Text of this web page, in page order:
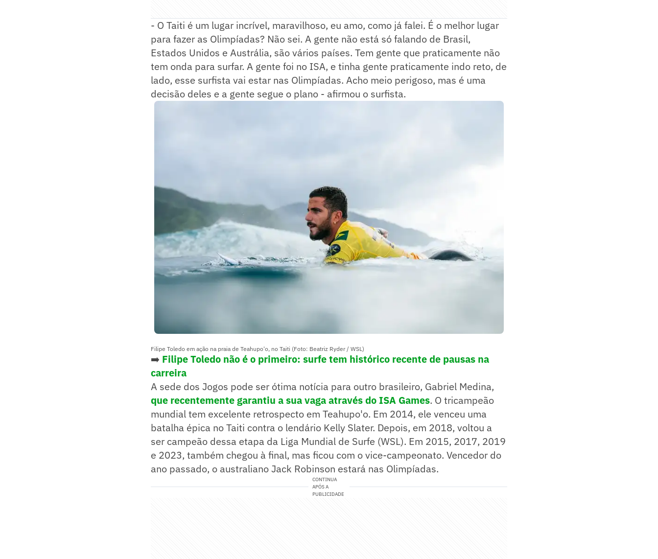
- O Taiti é um lugar incrível, maravilhoso, eu amo, como já falei. É o melhor lugar
para fazer as Olimpíadas? Não sei. A gente não está só falando de Brasil,
Estados Unidos e Austrália, são vários países. Tem gente que praticamente não
tem onda para surfar. A gente foi no ISA, e tinha gente praticamente indo reto, de
lado, esse surfista vai estar nas Olimpíadas. Acho meio perigoso, mas é uma
decisão deles e a gente segue o plano - afirmou o surfista.
Filipe Toledo em ação na praia de Teahupo'o, no Taiti (Foto: Beatriz Ryder / WSL)
➡️ Filipe Toledo não é o primeiro: surfe tem histórico recente de pausas na
carreira
A sede dos Jogos pode ser ótima notícia para outro brasileiro, Gabriel Medina,
que recentemente garantiu a sua vaga através do ISA Games. O tricampeão
mundial tem excelente retrospecto em Teahupo'o. Em 2014, ele venceu uma
batalha épica no Taiti contra o lendário Kelly Slater. Depois, em 2018, voltou a
ser campeão dessa etapa da Liga Mundial de Surfe (WSL). Em 2015, 2017, 2019
e 2023, também chegou à final, mas ficou com o vice-campeonato. Vencedor do
ano passado, o australiano Jack Robinson estará nas Olimpíadas.
CONTINUA
APÓS A
PUBLICIDADE